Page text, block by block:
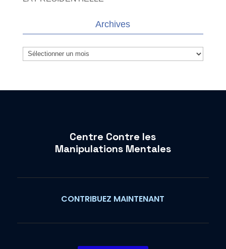
Archives
Archives
Centre Contre les
Manipulations Mentales
CONTRIBUEZ MAINTENANT